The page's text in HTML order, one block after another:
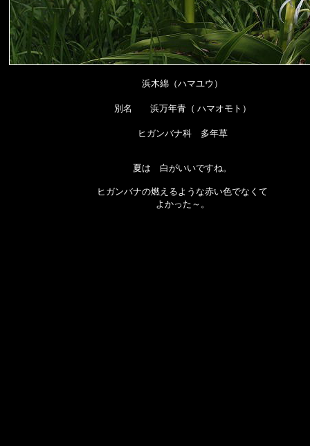
浜木綿（ハマユウ）
別名 浜万年青（ ハマオモト）
ヒガンバナ科 多年草
夏は 白がいいですね。
ヒガンバナの燃えるような赤い色でなくて
よかった～。